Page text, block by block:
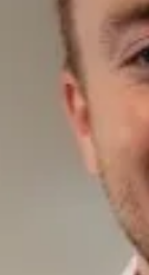
Glade for
Vi er glade for å kunne ønske
konsulent hos
bred erfaring
startet karrieren som revisor i
solid
Senere har hun hatt
blant annet
Services.